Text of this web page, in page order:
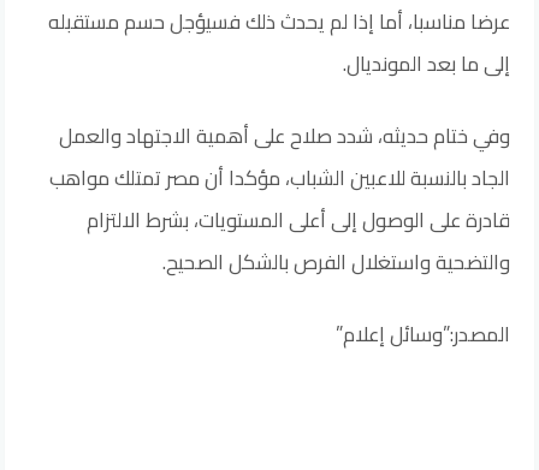
عرضا مناسبا، أما إذا لم يحدث ذلك فسيؤجل حسم مستقبله
إلى ما بعد المونديال.
وفي ختام حديثه، شدد صلاح على أهمية الاجتهاد والعمل
الجاد بالنسبة للاعبين الشباب، مؤكدا أن مصر تمتلك مواهب
قادرة على الوصول إلى أعلى المستويات، بشرط الالتزام
والتضحية واستغلال الفرص بالشكل الصحيح.
المصدر:”وسائل إعلام”